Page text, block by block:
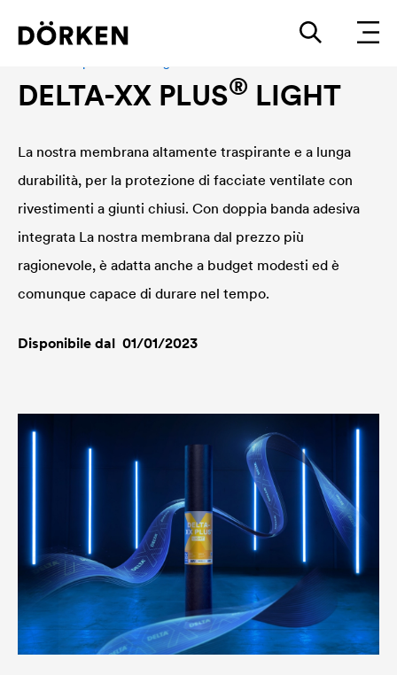
DELTA-XX PLUS® LIGHT
La nostra membrana altamente traspirante e a lunga
durabilità, per la protezione di facciate ventilate con
rivestimenti a giunti chiusi. Con doppia banda adesiva
integrata La nostra membrana dal prezzo più
ragionevole, è adatta anche a budget modesti ed è
comunque capace di durare nel tempo.
Disponibile dal 01/01/2023